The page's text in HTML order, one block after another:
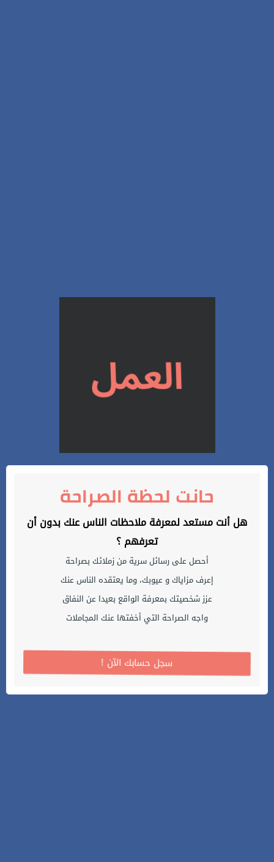
حانت لحظة الصراحة
هل أنت مستعد لمعرفة ملاحظات الناس عنك بدون أن
تعرفهم ؟
أحصل على رسائل سرية من زملائك بصراحة
إعرف مزاياك و عيوبك، وما يعتقده الناس عنك
عزز شخصيتك بمعرفة الواقع بعيدا عن النفاق
واجه الصراحة التي أخفتها عنك المجاملات
! سجل حسابك الآن